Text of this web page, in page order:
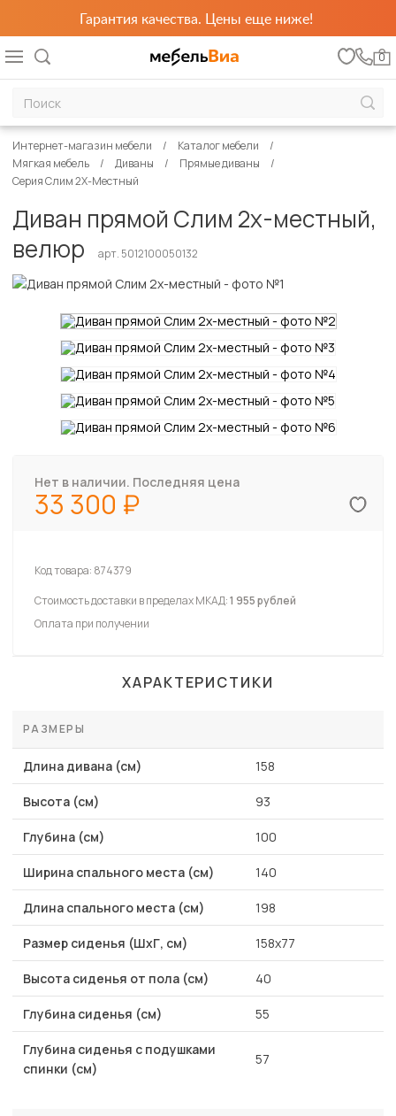
Гарантия качества. Цены еще ниже!
0
Интернет-магазин мебели
Каталог мебели
Мягкая мебель
Диваны
Прямые диваны
Серия Слим 2Х-Местный
Диван прямой Слим 2х-местный,
велюр
арт. 5012100050132
Нет в наличии. Последняя цена
33 300
Код товара: 874379
Стоимость доставки в пределах МКАД:1 955 рублей
Оплата при получении
ХАРАКТЕРИСТИКИ
РАЗМЕРЫ
Длина дивана (см) 158
Высота (см) 93
Глубина (см) 100
Ширина спального места (см) 140
Длина спального места (см) 198
Размер сиденья (ШхГ, см) 158x77
Высота сиденья от пола (см) 40
Глубина сиденья (см) 55
Глубина сиденья с подушками
спинки (см)
57